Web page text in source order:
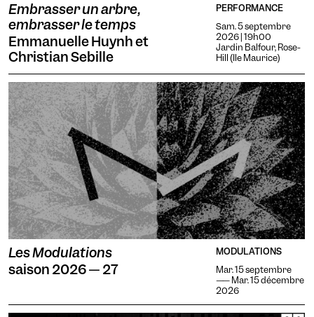
Vision
Embrasser un arbre,
embrasser le temps
Emmanuelle Huynh et
Christian Sebille
PERFORMANCE
Sam. 5 septembre
2026 | 19h00
Jardin Balfour, Rose-
Hill (Ile Maurice)
Les Modulations
saison 2026 — 27
MODULATIONS
Mar. 15 septembre
—— Mar. 15 décembre
2026